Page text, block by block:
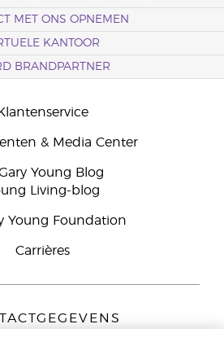
MET ONS OPNEMEN
KANTOOR
BRANDPARTNER
Klantenservice
& Media Center
Young Blog
Living-blog
Young Foundation
Carrières